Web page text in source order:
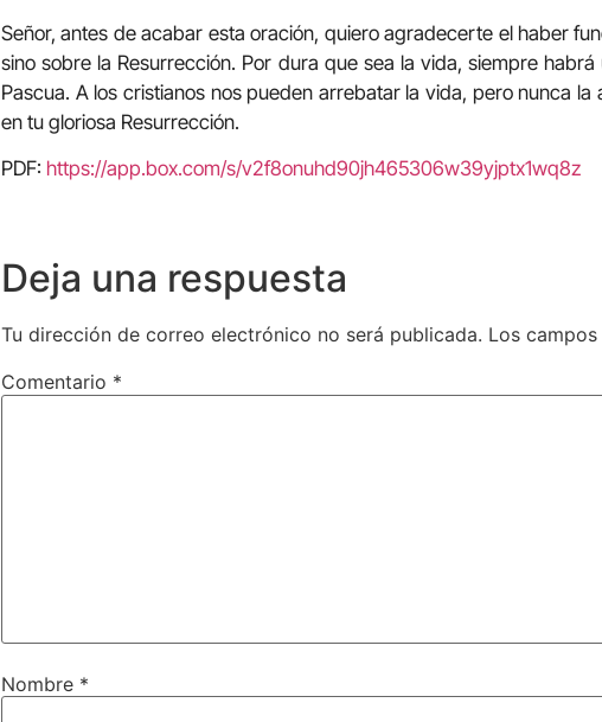
Señor, antes de acabar esta oración, quiero agradecerte el haber
sino sobre la Resurrección. Por dura que sea la vida, siempre
Pascua. A los cristianos nos pueden arrebatar la vida, pero nunca
en tu gloriosa Resurrección.
PDF: https://app.box.com/s/v2f8onuhd90jh465306w39yjptx1wq8z
Deja una respuesta
Tu dirección de correo electrónico no será publicada. Los
Comentario *
Nombre *